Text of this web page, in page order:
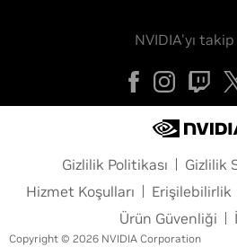
NVIDIA'yı
Gizlilik Politikası
Gizlilik
Hizmet Koşulları
Erişilebilirlik
Ürün Güvenliği
Copyright © 2026 NVIDIA Corporation